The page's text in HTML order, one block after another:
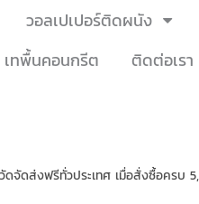
วอลเปเปอร์ติดผนัง
เทพื้นคอนกรีต
ติดต่อเรา
ส่งฟรีทั่วประเทศ เมื่อสั่งซื้อครบ